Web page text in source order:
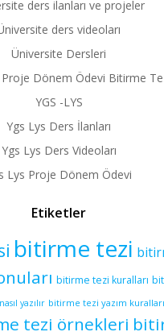
ders ilanları ve projeler
ders videoları
Üniversite Dersleri
Dönem Ödevi Bitirme
YGS -LYS
Ygs Lys Ders İlanları
Ygs Lys Ders Videoları
Lys Proje Dönem Ödevi
Etiketler
bitirme tezi
bitirme tezi kuralları
yazılır bitirme tezi yazım kuralları
tezi örnekleri